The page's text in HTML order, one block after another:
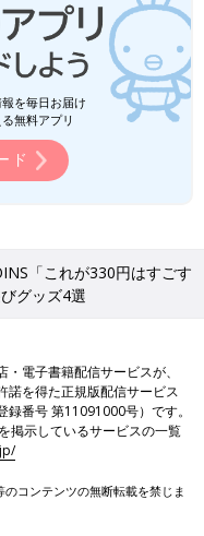
を毎日お届け
無料アプリ
ド
「これが330円はすごす
グッズ4選
電子書籍配信サービスが、
諾を得た正規版配信サービス
番号 第11091000号）です。
掲示しているサービスの一覧
コンテンツの無断転載を禁じま